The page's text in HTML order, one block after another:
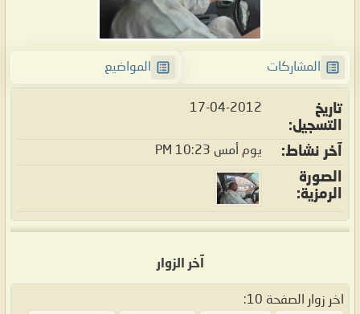
المشاركات المواضيع
تاريخ
التسجيل
17-04-2012
آخر نشاط يوم أمس 10:23 PM
الصورة
الرمزية
آخر الزوار
اخر زوار الصفحة 10: